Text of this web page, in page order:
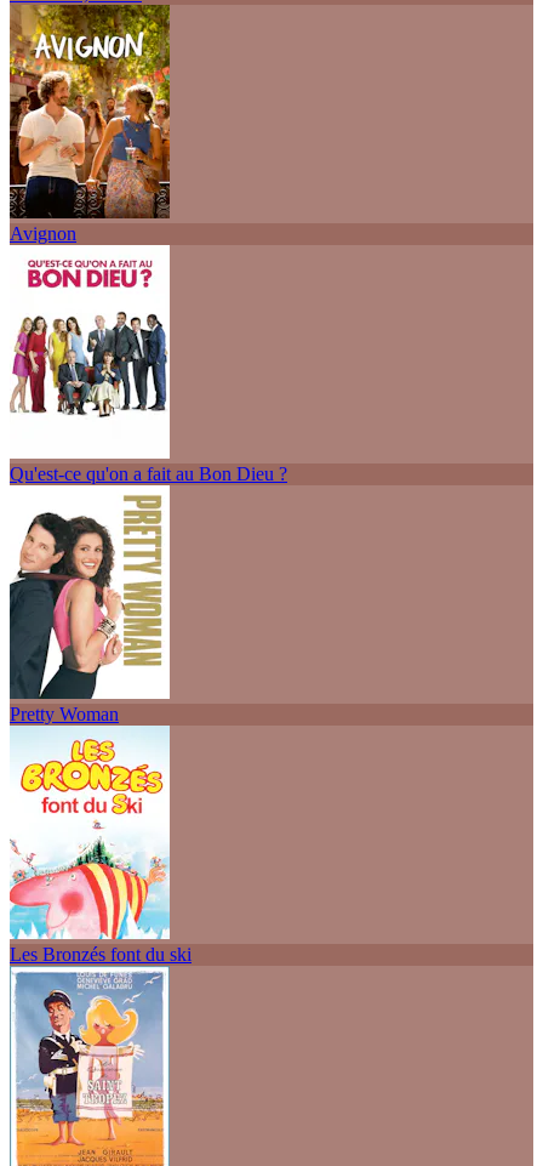
Avignon
Qu'est-ce qu'on a fait au Bon Dieu ?
Pretty Woman
Les Bronzés font du ski